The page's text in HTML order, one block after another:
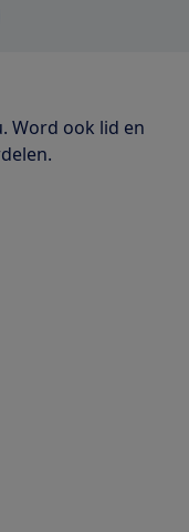
Word ook lid en